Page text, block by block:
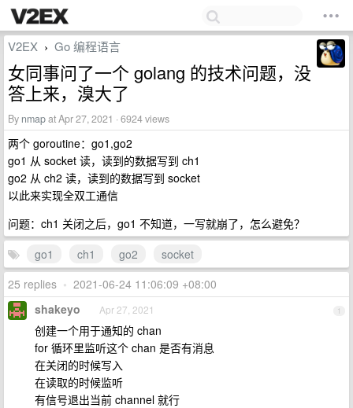
V2EX › Go 编程语言
女同事问了一个 golang 的技术问题，没
答上来，溴大了
By nmapat Apr 27, 2021 · 6924 views
两个 goroutine：go1,go2
go1 从 socket 读，读到的数据写到 ch1
go2 从 ch2 读，读到的数据写到 socket
以此来实现全双工通信
问题：ch1 关闭之后，go1 不知道，一写就崩了，怎么避免？
go1
ch1 go2
socket
25 replies • 2021-06-24 11:06:09 +08:00
1
shakeyo Apr 27, 2021
创建一个用于通知的 chan
for 循环里监听这个 chan 是否有消息
在关闭的时候写入
在读取的时候监听
有信号退出当前 channel 就行